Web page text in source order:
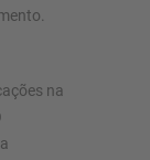
na
com os